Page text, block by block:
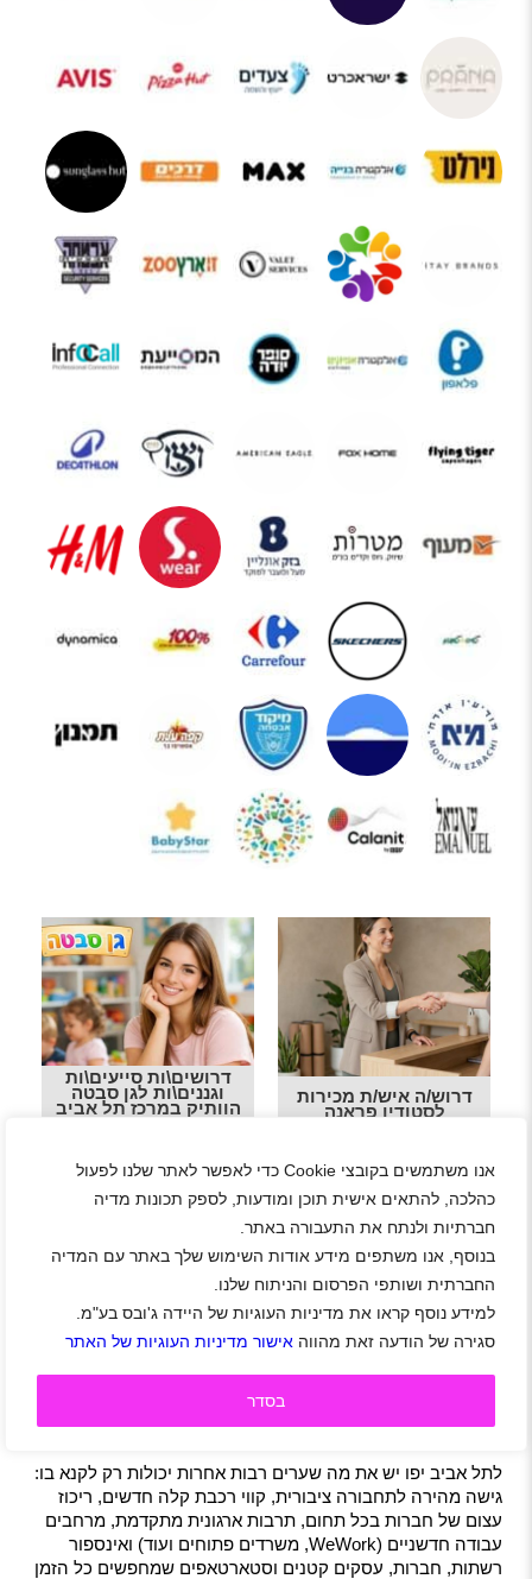
אנו משתמשים בקובצי Cookie כדי לאפשר לאתר שלנו לפעול
כהלכה, להתאים אישית תוכן ומודעות, לספק תכונות מדיה
חברתיות ולנתח את התעבורה באתר.
בנוסף, אנו משתפים מידע אודות השימוש שלך באתר עם המדיה
החברתית ושותפי הפרסום והניתוח שלנו.
למידע נוסף קראו את מדיניות העוגיות של היידה ג'ובס בע"מ.
סגירה של הודעה זאת מהווה אישור מדיניות העוגיות של האתר
בסדר
דרוש/ה איש/ת מכירות
לסטודיו פראנה
דרושים\ות סייעים\ות
וגננים\ות לגן סבטה
הוותיק במרכז תל אביב
תומכות חינוך סייעות
למשרות מילוי מקום בגני
הילדים וצהרונים
דרוש/ה מניקוריסט/ית
ופדיקוריסט/ית מקצועי/ת
לקליניקת הבוטיק לילי
למה לבחור לעבוד דווקא בתל אביב
יפו?
לתל אביב יפו יש את מה שערים רבות אחרות יכולות רק לקנא בו:
גישה מהירה לתחבורה ציבורית, קווי רכבת קלה חדשים, ריכוז
עצום של חברות בכל תחום, תרבות ארגונית מתקדמת, מרחבים
עבודה חדשניים (WeWork, משרדים פתוחים ועוד) ואינספור
רשתות, חברות, עסקים קטנים וסטארטאפים שמחפשים כל הזמן